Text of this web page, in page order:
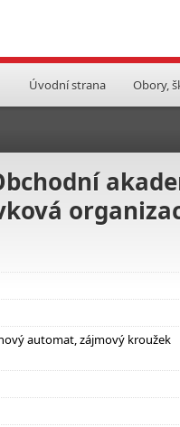
Úvodní strana Obory,
automat, zájmový kroužek